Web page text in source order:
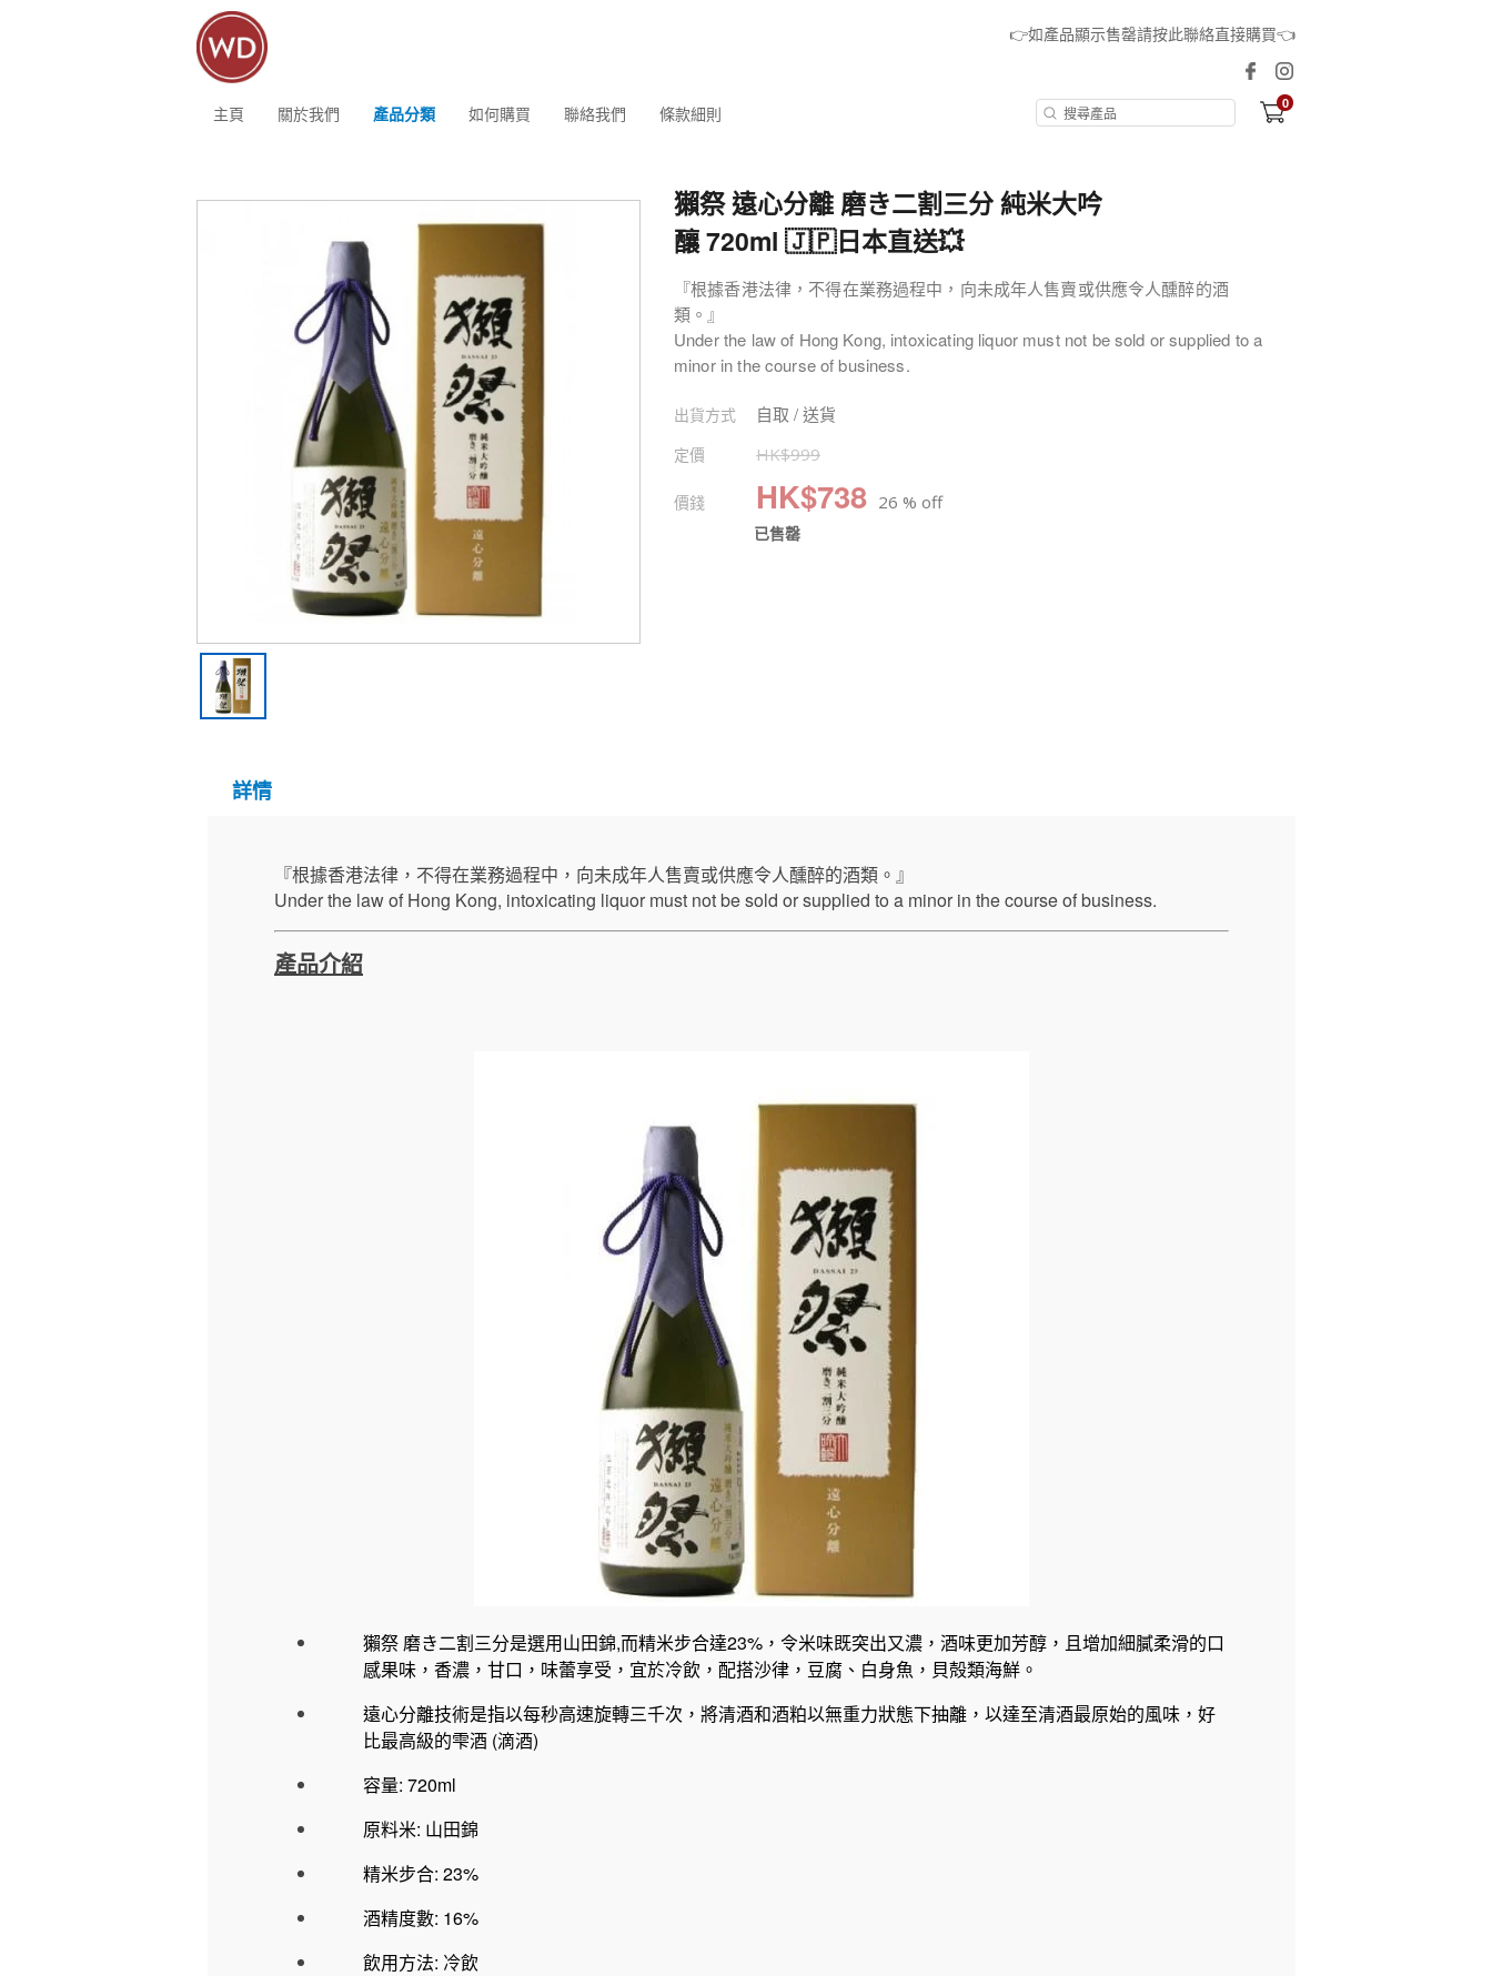
👉如產品顯示售罄請按此聯絡直接購買👈
主頁 關於我們 產品分類 如何購買 聯絡我們 條款細則 0
獺祭 遠心分離 磨き二割三分 純米大吟
釀 720ml 🇯🇵日本直送💥
『根據香港法律，不得在業務過程中，向未成年人售賣或供應令人醺醉的酒
類。』
Under the law of Hong Kong, intoxicating liquor must not be sold or supplied to a
minor in the course of business.
出貨方式 自取 / 送貨
定價 HK$999
價錢 HK$738 26 % off
已售罄
詳情
『根據香港法律，不得在業務過程中，向未成年人售賣或供應令人醺醉的酒類。』
Under the law of Hong Kong, intoxicating liquor must not be sold or supplied to a minor in the course of business.
產品介紹
獺祭 磨き二割三分是選用山田錦,而精米步合達23%，令米味既突出又濃，酒味更加芳醇，且增加細膩柔滑的口
感果味，香濃，甘口，味蕾享受，宜於冷飲，配搭沙律，豆腐、白身魚，貝殻類海鮮。
遠心分離技術是指以每秒高速旋轉三千次，將清酒和酒粕以無重力狀態下抽離，以達至清酒最原始的風味，好
比最高級的雫酒 (滴酒)
容量: 720ml
原料米: 山田錦
精米步合: 23%
酒精度數: 16%
飲用方法: 冷飲